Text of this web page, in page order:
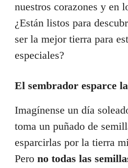
nuestros corazones y en
¿Están listos para
ser la mejor tierra para
especiales?
El sembrador esparce
Imagínense un día
toma un puñado de
esparcirlas por la tierra
Pero no todas las